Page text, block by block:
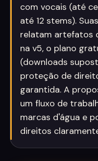
com vocais (até
até 12 stems).
relatam artefatos
na v5, o plano
(downloads
proteção de
garantida. A
um fluxo de
marcas d'água e
direitos